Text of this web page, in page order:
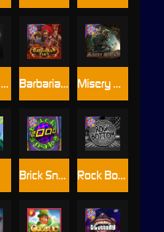
Book Of Shadows
Rock Bottom
Brick Snake 2000
Barbarian Fury Misery Mining